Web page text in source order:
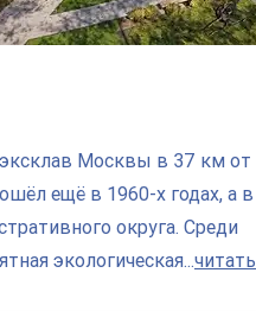
Москвы в 37 км от
ещё в 1960-х годах, а в
округа. Среди
экологическая...читать